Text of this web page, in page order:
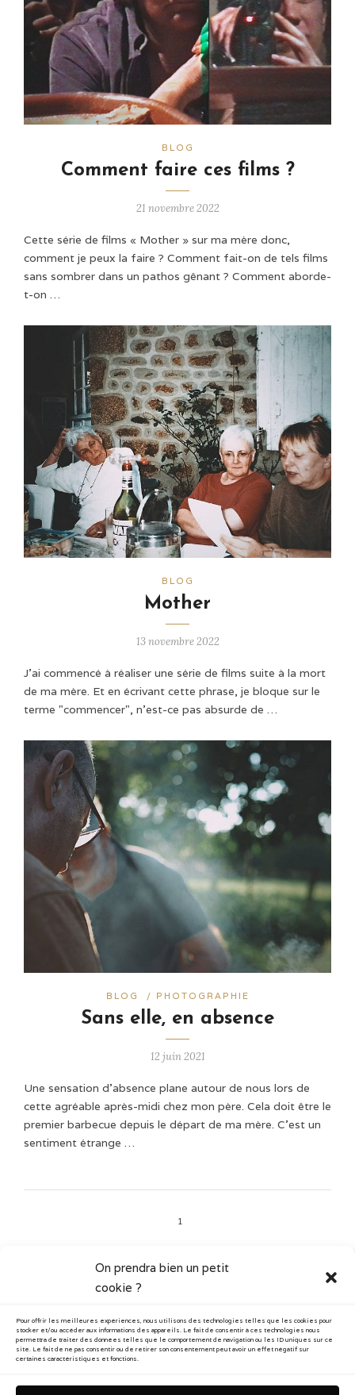
On prendra bien un petit
cookie ?
Pour offrir les meilleures expériences, nous utilisons des technologies telles que les cookies pour
stocker et/ou accéder aux informations des appareils. Le fait de consentir à ces technologies nous
permettra de traiter des données telles que le comportement de navigation ou les ID uniques sur ce
site. Le fait de ne pas consentir ou de retirer son consentement peut avoir un effet négatif sur
certaines caractéristiques et fonctions.
BLOG
Comment faire ces films ?
21 novembre 2022
Cette série de films « Mother » sur ma mère donc,
comment je peux la faire ? Comment fait-on de tels films
sans sombrer dans un pathos gênant ? Comment aborde-
t-on …
BLOG
Mother
13 novembre 2022
J’ai commencé à réaliser une série de films suite à la mort
de ma mère. Et en écrivant cette phrase, je bloque sur le
terme "commencer", n'est-ce pas absurde de …
BLOG / PHOTOGRAPHIE
Sans elle, en absence
12 juin 2021
Une sensation d'absence plane autour de nous lors de
cette agréable après-midi chez mon père. Cela doit être le
premier barbecue depuis le départ de ma mère. C'est un
sentiment étrange …
1
CATÉGORIES
Art vidéo Blog
Documentaire